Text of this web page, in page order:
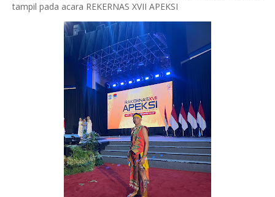
tampil pada acara REKERNAS XVII APEKSI